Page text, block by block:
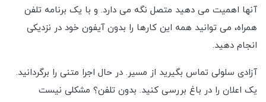
آنها اهمیت می دهید متصل نگه می دارد. و با یک برنامه تلفن
همراه، می توانید همه این کارها را بدون آیفون خود در نزدیکی
انجام دهید.
آزادی سلولی تماس بگیرید از مسیر. در حال اجرا متنی را برگردانید.
یک اعلان را در باغ بررسی کنید. بدون تلفن؟ مشکلی نیست